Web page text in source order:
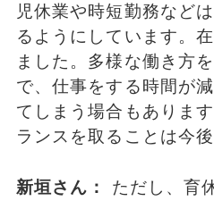
児休業や時短勤務など
るようにしています。
ました。多様な働き方
で、仕事をする時間が
てしまう場合もありま
ランスを取ることは今
新垣さん：
ただし、育